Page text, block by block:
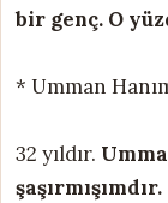
bir genç. O
* Umman
32 yıldır.